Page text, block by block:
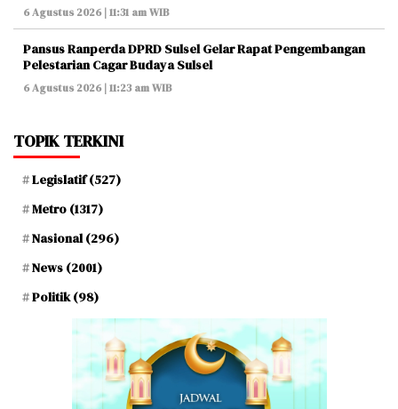
6 Agustus 2026 | 11:31 am WIB
Pansus Ranperda DPRD Sulsel Gelar Rapat Pengembangan
Pelestarian Cagar Budaya Sulsel
6 Agustus 2026 | 11:23 am WIB
TOPIK TERKINI
Legislatif(527)
Metro (1317)
Nasional(296)
News (2001)
Politik(98)